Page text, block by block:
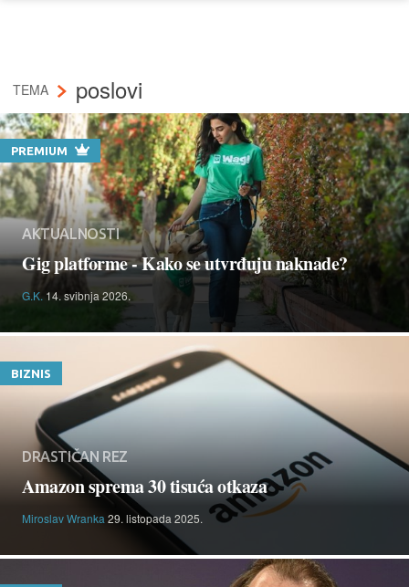
TEMA poslovi
PREMIUM
AKTUALNOSTI
Gig platforme - Kako se utvrđuju naknade?
G.K. 14. svibnja 2026.
BIZNIS
DRASTIČAN REZ
Amazon sprema 30 tisuća otkaza
Miroslav Wranka 29. listopada 2025.